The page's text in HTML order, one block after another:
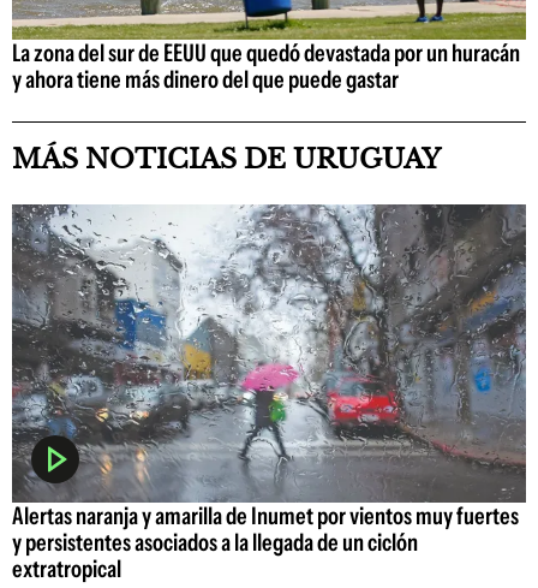
La zona del sur de EEUU que quedó devastada por un huracán
y ahora tiene más dinero del que puede gastar
MÁS NOTICIAS DE URUGUAY
Alertas naranja y amarilla de Inumet por vientos muy fuertes
y persistentes asociados a la llegada de un ciclón
extratropical